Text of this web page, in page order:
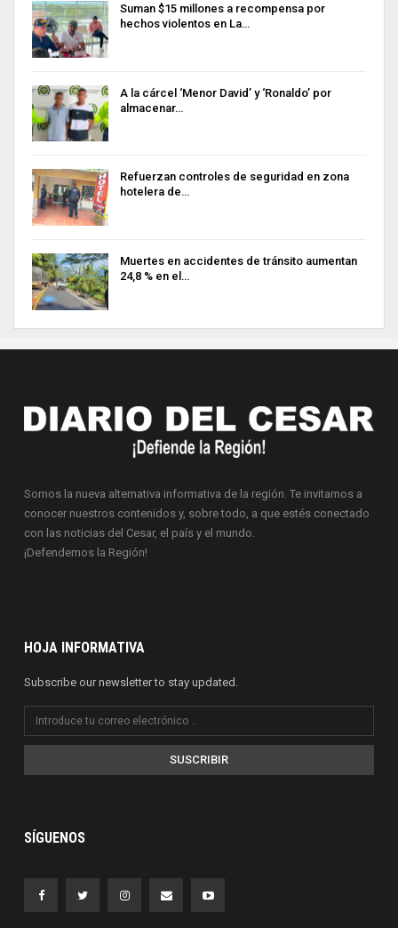
Suman $15 millones a recompensa por
hechos violentos en La…
A la cárcel ‘Menor David’ y ‘Ronaldo’ por
almacenar…
Refuerzan controles de seguridad en zona
hotelera de…
Muertes en accidentes de tránsito aumentan
24,8 % en el…
Somos la nueva alternativa informativa de la región. Te invitamos a
conocer nuestros contenidos y, sobre todo, a que estés conectado
con las noticias del Cesar, el país y el mundo.
¡Defendemos la Región!
HOJA INFORMATIVA
Subscribe our newsletter to stay updated.
SUSCRIBIR
SÍGUENOS